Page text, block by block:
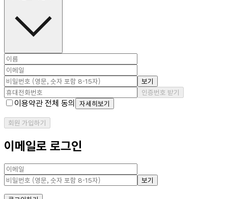
보기
인증번호 받기
이용약관 전체 동의 자세히보기
회원 가입하기
이메일로 로그인
보기